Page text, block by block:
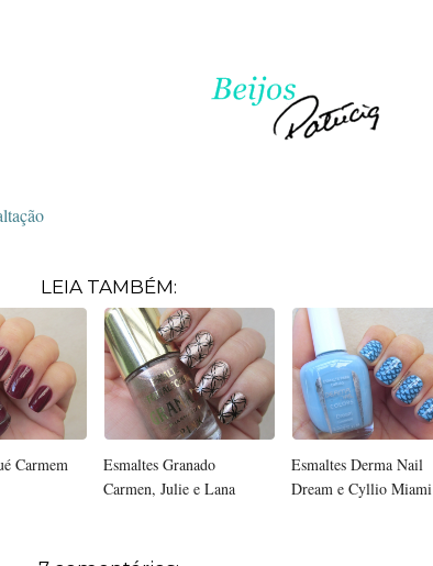
LEIA TAMBÉM:
Carmem
Esmaltes Granado
Carmen, Julie e Lana
Esmaltes Derma Nail
Dream e Cyllio Miami